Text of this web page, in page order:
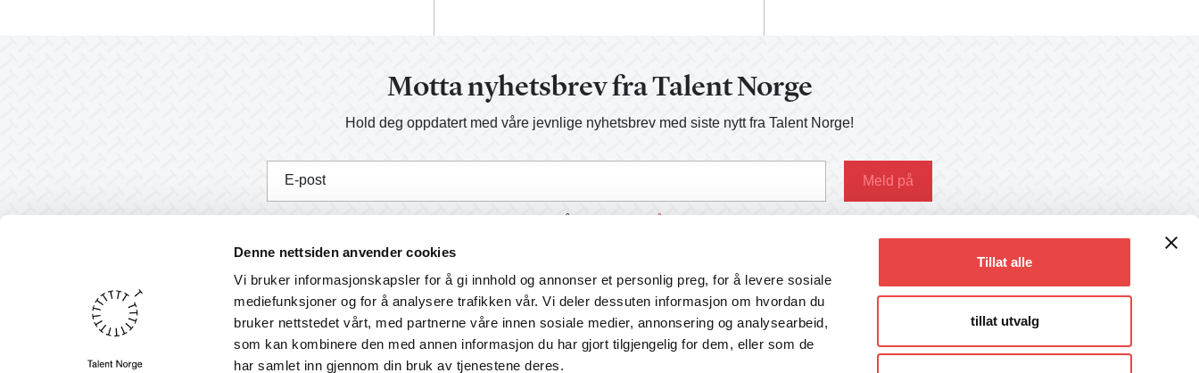
Denne nettsiden anvender cookies
Vi bruker informasjonskapsler for å gi innhold og annonser et personlig preg, for å levere sosiale
mediefunksjoner og for å analysere trafikken vår. Vi deler dessuten informasjon om hvordan du
bruker nettstedet vårt, med partnerne våre innen sosiale medier, annonsering og analysearbeid,
som kan kombinere den med annen informasjon du har gjort tilgjengelig for dem, eller som de
har samlet inn gjennom din bruk av tjenestene deres.
Tillat alle
tillat utvalg
Motta nyhetsbrev fra Talent Norge
Hold deg oppdatert med våre jevnlige nyhetsbrev med siste nytt fra Talent Norge!
E-post
Nyheter
English
Facebook